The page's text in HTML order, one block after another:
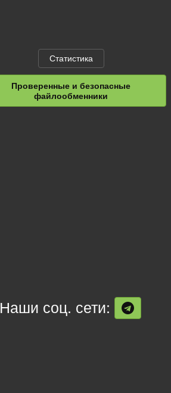
Статистика
Проверенные и безопасные
файлообменники
Наши соц. сети: